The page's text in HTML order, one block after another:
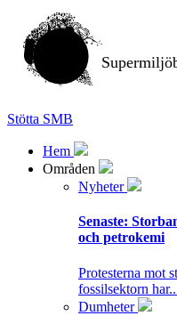
Stötta SMB
Hem
Områden
Nyheter
Senaste:
och petrokemi
Protesterna mot
fossilsektorn
Dumheter